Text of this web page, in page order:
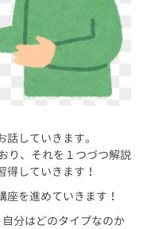
していきます。
り、それを１つづつ解説
得していきます！
を進めていきます！
分はどのタイプなのか